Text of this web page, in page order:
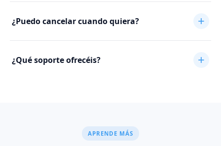
¿Puedo cancelar cuando quiera?
¿Qué soporte ofrecéis?
APRENDE MÁS